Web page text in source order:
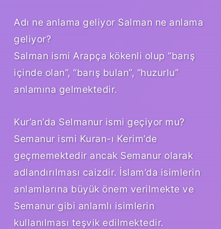
Adı ne anlama geliyor Salman ne anlama
geliyor?
Salman ismi Arapça kökenli olup “barış
içinde olan”, “barış bulan”, “huzurlu”
anlamına gelmektedir.
Kur’an’da Selmanur ismi geçiyor mu?
Semanur ismi Kuran-ı Kerim’de
geçmemektedir ancak Semanur olarak
adlandırılması caizdir. İslam’da isimlerin
anlamlarına büyük önem verilmekte ve
Semanur gibi anlamlı isimlerin
kullanılması teşvik edilmektedir.